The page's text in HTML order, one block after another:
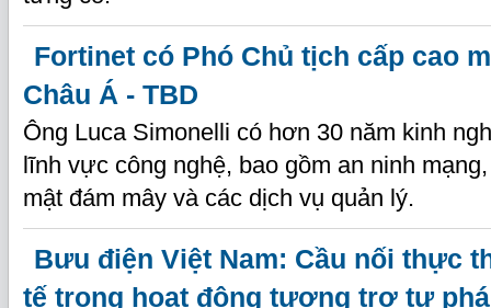
Fortinet có Phó Chủ tịch cấp cao
Châu Á - TBD
Ông Luca Simonelli có hơn 30 năm kinh
lĩnh vực công nghệ, bao gồm an ninh
mật đám mây và các dịch vụ quản lý.
Bưu điện Việt Nam: Cầu nối thực
tế trong hoạt động tương trợ tư